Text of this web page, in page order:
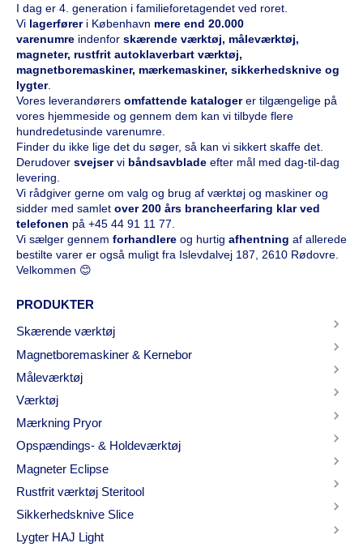
I dag er 4. generation i familieforetagendet ved roret.
Vi lagerfører i København mere end 20.000
varenumre indenfor skærende værktøj, måleværktøj,
magneter, rustfrit autoklaverbart værktøj,
magnetboremaskiner, mærkemaskiner, sikkerhedsknive og
lygter.
Vores leverandørers omfattende katalogerer tilgængelige på
vores hjemmeside og gennem dem kan vi tilbyde flere
hundredetusinde varenumre.
Finder du ikke lige det du søger, så kan vi sikkert skaffe det.
Derudover svejservi båndsavblade efter mål med dag-til-dag
levering.
Vi rådgiver gerne om valg og brug af værktøj og maskiner og
sidder med samlet over 200 års brancheerfaring klar ved
telefonen på +45 44 91 11 77
Vi sælger gennem forhandlere og hurtig afhentning af allerede
bestilte varer er også muligt fra Islevdalvej 187, 2610 Rødovre.
Velkommen 😊
PRODUKTER
Skærende værktøj
Magnetboremaskiner & Kernebor
Måleværktøj
Værktøj
Mærkning Pryor
Opspændings- & Holdeværktøj
Magneter Eclipse
Rustfrit værktøj Steritool
Sikkerhedsknive Slice
Lygter HAJ Light